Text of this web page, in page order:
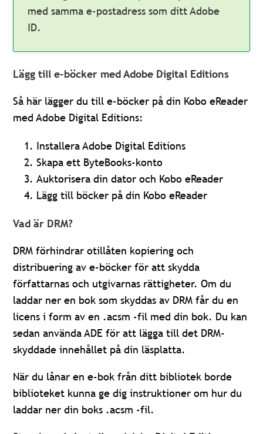
med samma e-postadress som ditt Adobe
ID.
Lägg till e-böcker med Adobe Digital Editions
Så här lägger du till e-böcker på din Kobo eReader
med Adobe Digital Editions:
Installera Adobe Digital Editions
Skapa ett ByteBooks-konto
Auktorisera din dator och Kobo eReader
Lägg till böcker på din Kobo eReader
Vad är DRM?
DRM förhindrar otillåten kopiering och
distribuering av e-böcker för att skydda
författarnas och utgivarnas rättigheter. Om du
laddar ner en bok som skyddas av DRM får du en
licens i form av en .acsm -fil med din bok. Du kan
sedan använda ADE för att lägga till det DRM-
skyddade innehållet på din läsplatta.
När du lånar en e-bok från ditt bibliotek borde
biblioteket kunna ge dig instruktioner om hur du
laddar ner din boks .acsm -fil.